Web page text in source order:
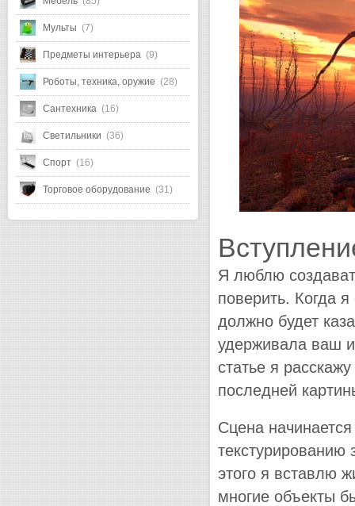
Мульты (7)
Предметы интерьера (9)
Роботы, техника, оружие (28)
Сантехника (16)
Светильники (36)
Спорт (16)
Торговое оборудование (31)
Я люблю
поверить. Когда
должно будет
удерживала ваш
статье я
последней
Сцена
текстурированию
этого я вставлю
многие объекты